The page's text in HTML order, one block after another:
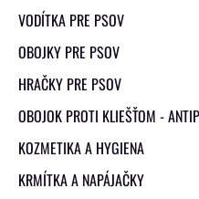
VODÍTKA PRE PSOV
OBOJKY PRE PSOV
HRAČKY PRE PSOV
OBOJOK PROTI KLIEŠŤOM -
KOZMETIKA A HYGIENA
KRMÍTKA A NAPÁJAČKY